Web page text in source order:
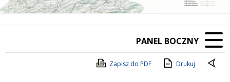
PANEL BOCZNY
Zapisz do PDF Drukuj